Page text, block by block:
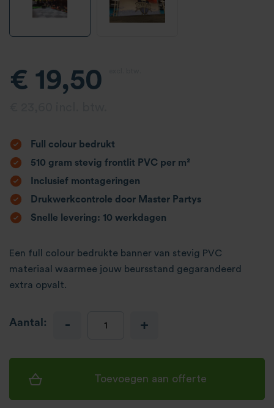
€ 19,50
Full colour bedrukt
510 gram stevig frontlit PVC per m²
Inclusief montageringen
Drukwerkcontrole door Master Partys
Snelle levering: 10 werkdagen
Een full colour bedrukte banner van stevig PVC
materiaal waarmee jouw beursstand gegarandeerd
extra opvalt.
Aantal: - +
Toevoegen aan offerte